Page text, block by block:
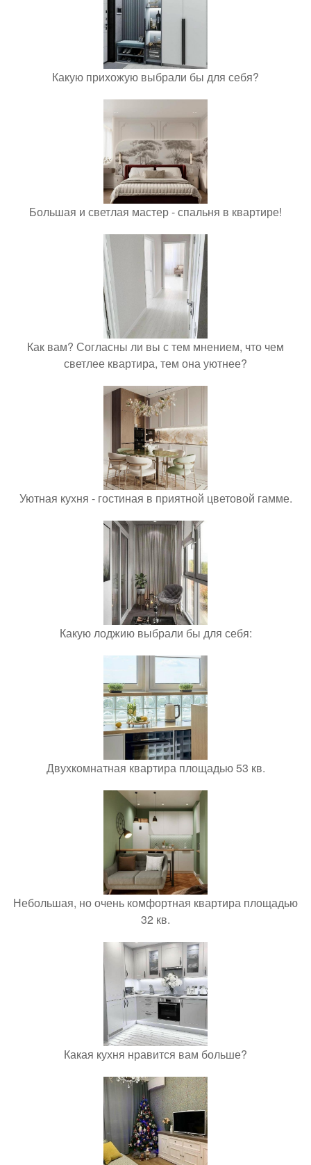
Какую прихожую выбрали бы для себя?
Большая и светлая мастер - спальня в квартире!
Как вам? Согласны ли вы с тем мнением, что чем
светлее квартира, тем она уютнее?
Уютная кухня - гостиная в приятной цветовой гамме.
Какую лоджию выбрали бы для себя:
Двухкомнатная квартира площадью 53 кв.
Небольшая, но очень комфортная квартира площадью
32 кв.
Какая кухня нравится вам больше?